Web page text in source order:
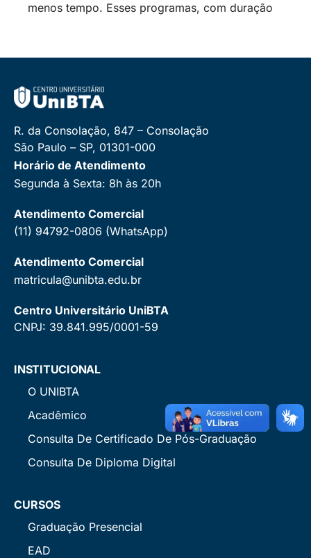
menos tempo. Esses programas, com duração
R. da Consolação, 847 – Consolação
São Paulo – SP, 01301-000
Horário de Atendimento
Segunda à Sexta: 8h às 20h
Atendimento Comercial
(11) 94792-0806 (WhatsApp)
Atendimento Comercial
matricula@unibta.edu.br
Centro Universitário UniBTA
CNPJ: 39.841.995/0001-59
INSTITUCIONAL
O UNIBTA
Acadêmico
Consulta De Certificado De Pós-Graduação
Consulta De Diploma Digital
CURSOS
Graduação Presencial
EAD